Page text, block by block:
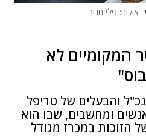
צילום: גילי חנוך
המקומיים לא
והבעלים של טריפל
ומחשבים, שבו הוא
הזוכות במכרז מגודל